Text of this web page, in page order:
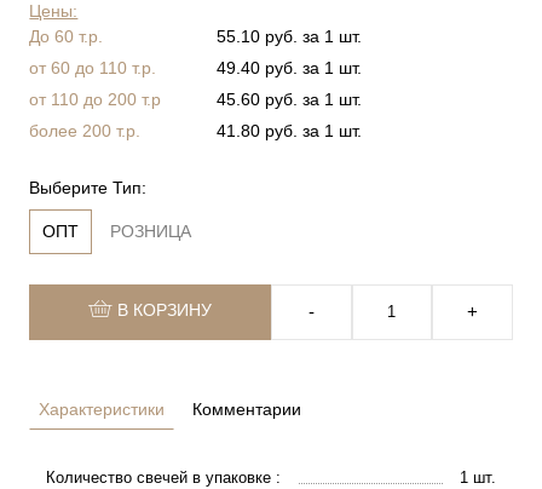
Цены:
До 60 т.р.
55.10 руб. за 1 шт.
от 60 до 110 т.р.
49.40 руб. за 1 шт.
от 110 до 200 т.р
45.60 руб. за 1 шт.
более 200 т.р.
41.80 руб. за 1 шт.
Выберите Тип:
ОПТ РОЗНИЦА
В КОРЗИНУ ‐ +
Характеристики
Количество свечей в упаковке : 1 шт.
Комментарии